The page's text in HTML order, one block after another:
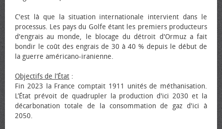
C'est là que la situation internationale intervient dans le
processus. Les pays du Golfe étant les premiers producteurs
d'engrais au monde, le blocage du détroit d'Ormuz a fait
bondir le coût des engrais de 30 à 40 % depuis le début de
la guerre américano-iranienne.
Objectifs de l’État :
Fin 2023 la France comptait 1911 unités de méthanisation.
L’État prévoit de quadrupler la production d'ici 2030 et la
décarbonation totale de la consommation de gaz d'ici à
2050.